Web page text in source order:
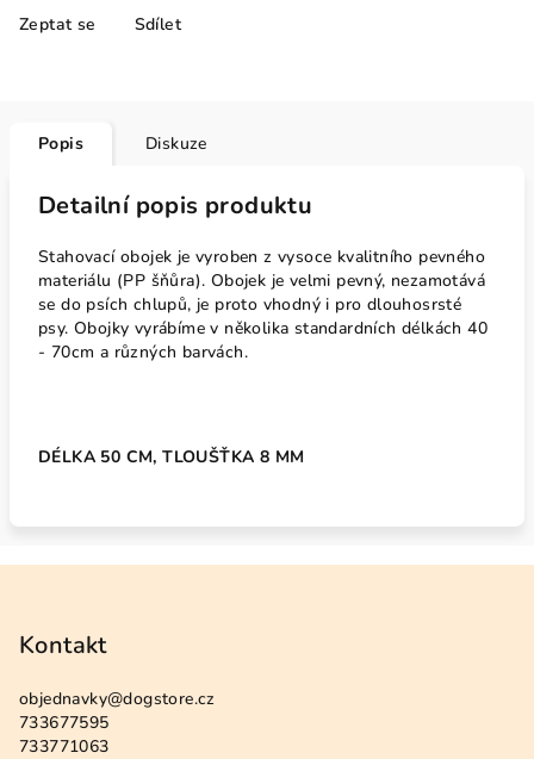
Zeptat se Sdílet
Popis Diskuze
Detailní popis produktu
Stahovací obojek je vyroben z vysoce kvalitního pevného
materiálu (PP šňůra). Obojek je velmi pevný, nezamotává
se do psích chlupů, je proto vhodný i pro dlouhosrsté
psy. Obojky vyrábíme v několika standardních délkách 40
- 70cm a různých barvách.
DÉLKA 50 CM, TLOUŠŤKA 8 MM
Kontakt
objednavky@dogstore.cz
733677595
733771063